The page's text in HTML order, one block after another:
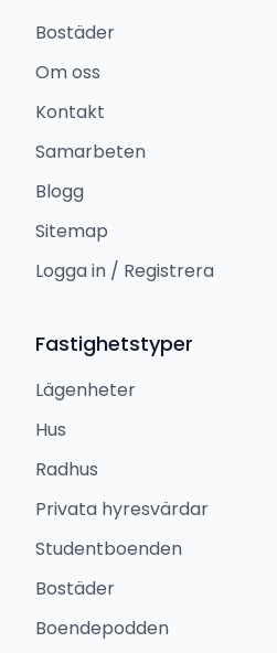
Bostäder
Om oss
Kontakt
Samarbeten
Blogg
Sitemap
Logga in / Registrera
Fastighetstyper
Lägenheter
Hus
Radhus
Privata hyresvärdar
Studentboenden
Bostäder
Boendepodden